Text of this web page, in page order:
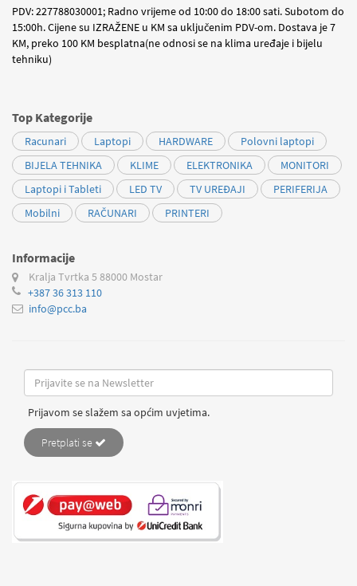
PDV: 227788030001; Radno vrijeme od 10:00 do 18:00 sati. Subotom do
15:00h. Cijene su IZRAŽENE u KM sa uključenim PDV-om. Dostava je 7
KM, preko 100 KM besplatna(ne odnosi se na klima uređaje i bijelu
tehniku)
Top Kategorije
Racunari Laptopi HARDWARE
Polovni laptopi
BIJELA TEHNIKA
KLIME ELEKTRONIKA
MONITORI
Laptopi i Tableti
LED TV TV UREĐAJI
PERIFERIJA
Mobilni
RAČUNARI PRINTERI
Informacije
Kralja Tvrtka 5 88000 Mostar
+387 36 313 110
info@pcc.ba
Prijavom se slažem sa općim uvjetima.
Pretplati se